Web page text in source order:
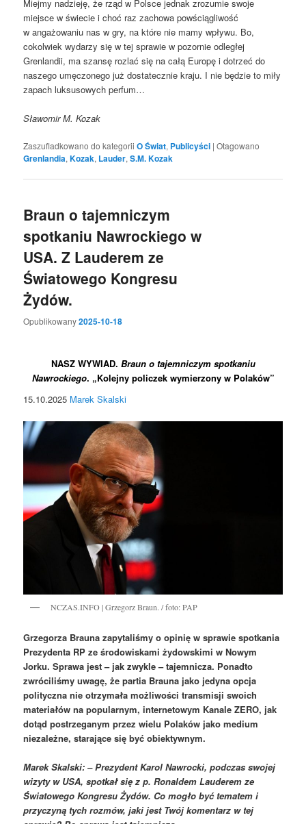
Miejmy nadzieję, że rząd w Polsce jednak zrozumie swoje
miejsce w świecie i choć raz zachowa powściągliwość
w angażowaniu nas w gry, na które nie mamy wpływu. Bo,
cokolwiek wydarzy się w tej sprawie w pozornie odległej
Grenlandii, ma szansę rozlać się na całą Europę i dotrzeć do
naszego umęczonego już dostatecznie kraju. I nie będzie to miły
zapach luksusowych perfum…
Sławomir M. Kozak
Zaszufladkowano do kategorii O Świat, Publicyści |Otagowano
Grenlandia,Kozak, Lauder,S.M. Kozak
Braun o tajemniczym
spotkaniu Nawrockiego w
USA. Z Lauderem ze
Światowego Kongresu
Żydów.
Opublikowany2025-10-18
NASZ WYWIAD. Braun o tajemniczym spotkaniu
Nawrockiego. „Kolejny policzek wymierzony w Polaków”
15.10.2025 Marek Skalski
NCZAS.INFO | Grzegorz Braun. / foto: PAP
Grzegorza Brauna zapytaliśmy o opinię w sprawie spotkania
Prezydenta RP ze środowiskami żydowskimi w Nowym
Jorku. Sprawa jest – jak zwykle – tajemnicza. Ponadto
zwróciliśmy uwagę, że partia Brauna jako jedyna opcja
polityczna nie otrzymała możliwości transmisji swoich
materiałów na popularnym, internetowym Kanale ZERO, jak
dotąd postrzeganym przez wielu Polaków jako medium
niezależne, starające się być obiektywnym.
Marek Skalski: – Prezydent Karol Nawrocki, podczas swojej
wizyty w USA, spotkał się z p. Ronaldem Lauderem ze
Światowego Kongresu Żydów. Co mogło być tematem i
przyczyną tych rozmów, jaki jest Twój komentarz w tej